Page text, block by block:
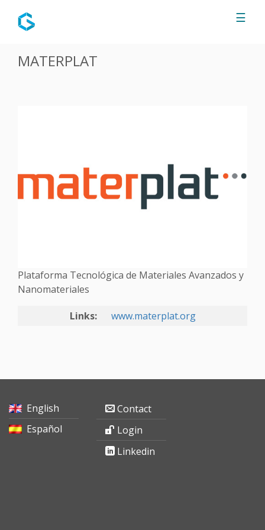
MATERPLAT
Plataforma Tecnológica de Materiales Avanzados y
Nanomateriales
Links: www.materplat.org
English
Español
Contact
Login
Linkedin
☰